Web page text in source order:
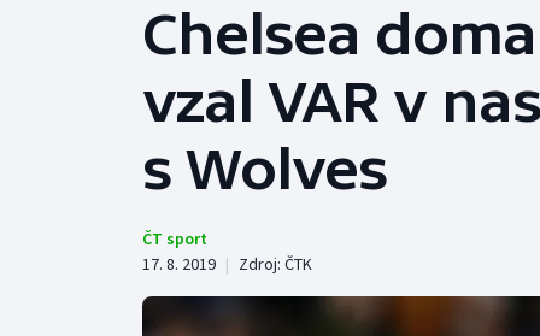
Hokej
Tenis
Atletika
Baseball a softbal
Basketbal
Biatlon
Chelsea
vzal VAR v
s Wolves
ČT sport
17. 8. 2019 | Zdroj: ČTK